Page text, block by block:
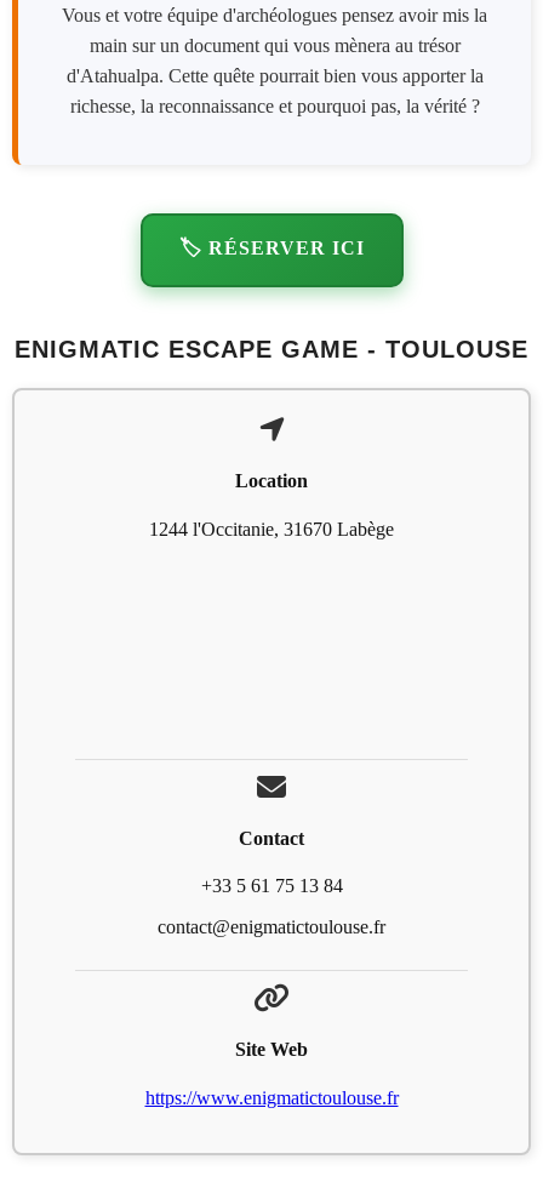
Vous et votre équipe d'archéologues pensez avoir mis la
main sur un document qui vous mènera au trésor
d'Atahualpa. Cette quête pourrait bien vous apporter la
richesse, la reconnaissance et pourquoi pas, la vérité ?
🏷️ RÉSERVER ICI
ENIGMATIC ESCAPE GAME - TOULOUSE
Location
1244 l'Occitanie, 31670 Labège
Contact
+33 5 61 75 13 84
contact@enigmatictoulouse.fr
Site Web
https://www.enigmatictoulouse.fr